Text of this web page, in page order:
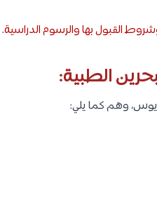
القبول بها والرسوم الدراسية.
الطبية: